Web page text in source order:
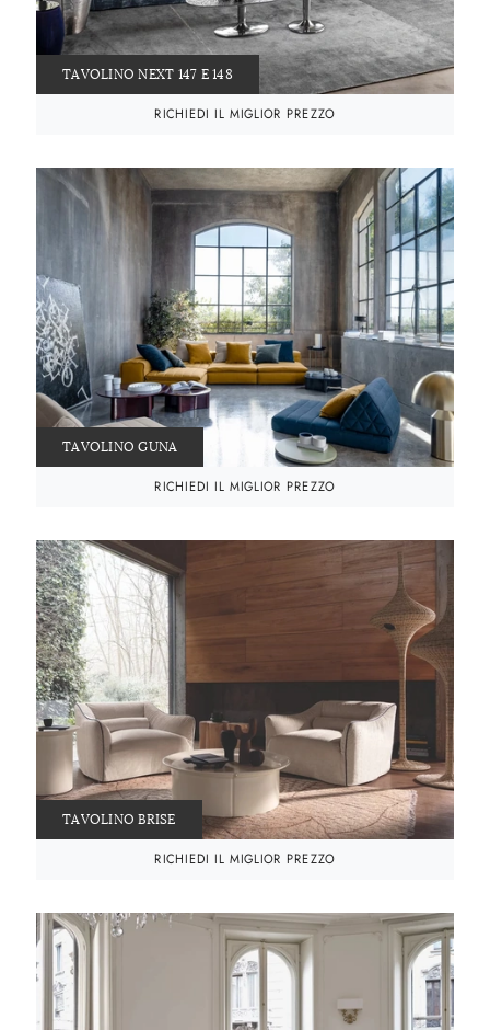
TAVOLINO NEXT 147 E 148
RICHIEDI IL MIGLIOR PREZZO
TAVOLINO GUNA
RICHIEDI IL MIGLIOR PREZZO
TAVOLINO BRISE
RICHIEDI IL MIGLIOR PREZZO